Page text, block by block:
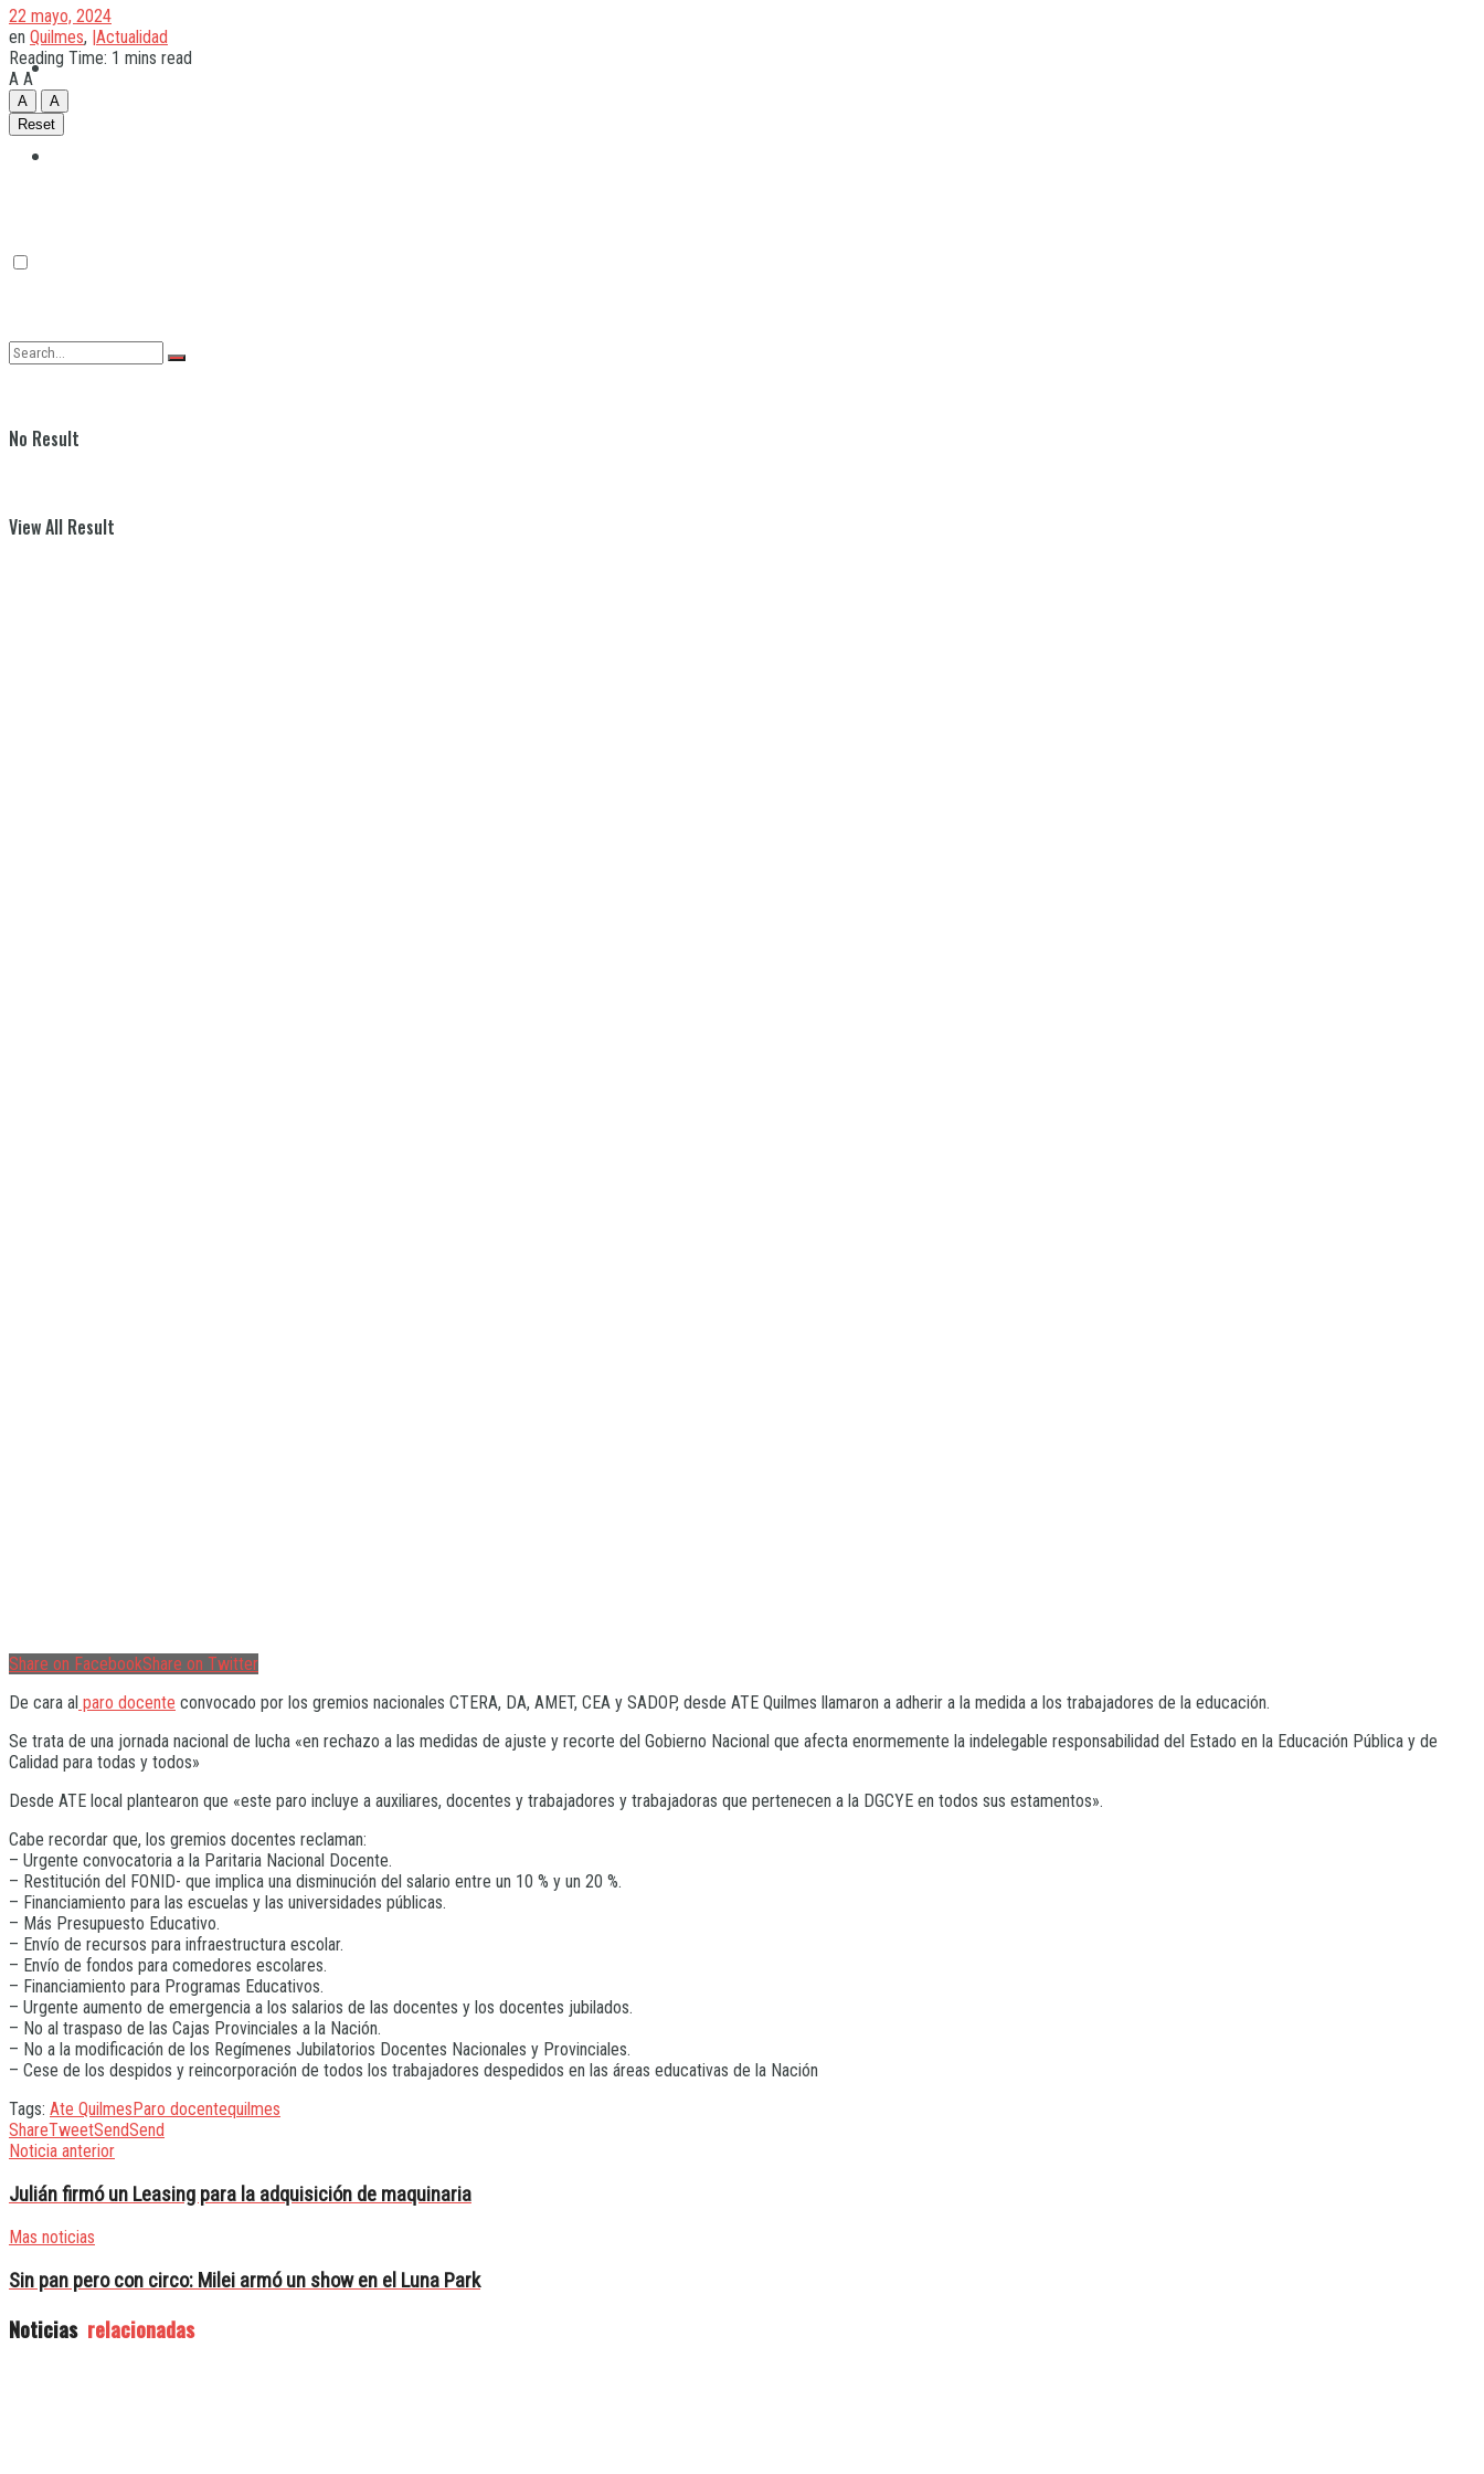
Quilmes
No Result
View All Result
22 mayo, 2024
en Quilmes, |Actualidad
Reading Time: 1 mins read
A A
A
A
Reset
Share on FacebookShare on Twitter
De cara al paro docente convocado por los gremios nacionales CTERA, DA, AMET, CEA y SADOP, desde ATE Quilmes llamaron a adherir a la medida a los trabajadores de la educación.
Se trata de una jornada nacional de lucha «en rechazo a las medidas de ajuste y recorte del Gobierno Nacional que afecta enormemente la indelegable responsabilidad del Estado en la Educación Pública y de
Calidad para todas y todos»
Desde ATE local plantearon que «este paro incluye a auxiliares, docentes y trabajadores y trabajadoras que pertenecen a la DGCYE en todos sus estamentos».
Cabe recordar que, los gremios docentes reclaman:
– Urgente convocatoria a la Paritaria Nacional Docente.
– Restitución del FONID- que implica una disminución del salario entre un 10 % y un 20 %.
– Financiamiento para las escuelas y las universidades públicas.
– Más Presupuesto Educativo.
– Envío de recursos para infraestructura escolar.
– Envío de fondos para comedores escolares.
– Financiamiento para Programas Educativos.
– Urgente aumento de emergencia a los salarios de las docentes y los docentes jubilados.
– No al traspaso de las Cajas Provinciales a la Nación.
– No a la modificación de los Regímenes Jubilatorios Docentes Nacionales y Provinciales.
– Cese de los despidos y reincorporación de todos los trabajadores despedidos en las áreas educativas de la Nación
Tags: Ate QuilmesParo docentequilmes
ShareTweetSendSend
Noticia anterior
Julián firmó un Leasing para la adquisición de maquinaria
Mas noticias
Sin pan pero con circo: Milei armó un show en el Luna Park
Noticias relacionadas